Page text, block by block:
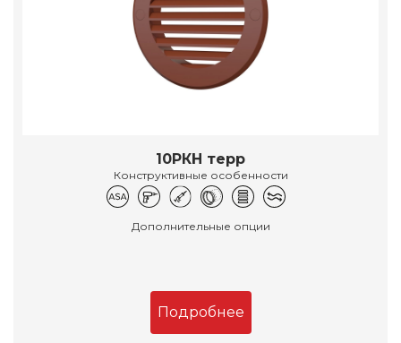
10РКН терр
Конструктивные особенности
Дополнительные опции
Подробнее